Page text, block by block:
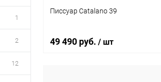
1
2
12
Писсуар Catalano 39
49 490 руб. / шт